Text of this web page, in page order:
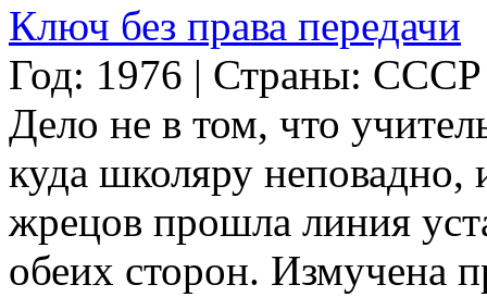
Ключ без права передачи
Год: 1976 | Страны: СССР
Дело не в том, что
куда школяру неповадно,
жрецов прошла линия
обеих сторон. Измучена